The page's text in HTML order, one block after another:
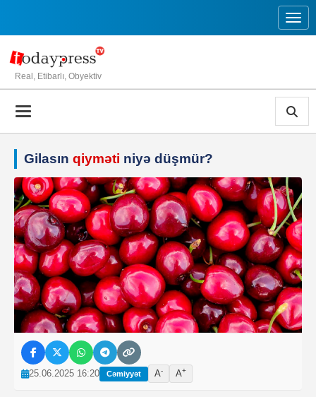
Real, Etibarlı, Obyektiv
Gilasın qiyməti niyə düşmür?
25.06.2025 16:20 Cəmiyyət A- A+